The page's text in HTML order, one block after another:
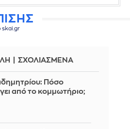
skai.gr
ΣΧΟΛΙΑΣΜΕΝΑ
Πόσο
από το κομμωτήριο;